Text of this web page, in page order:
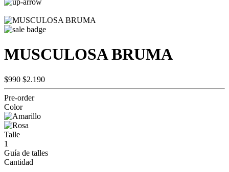
MUSCULOSA BRUMA
$990 $2.190
Pre-order
Color
Talle
1
Guía de talles
Cantidad